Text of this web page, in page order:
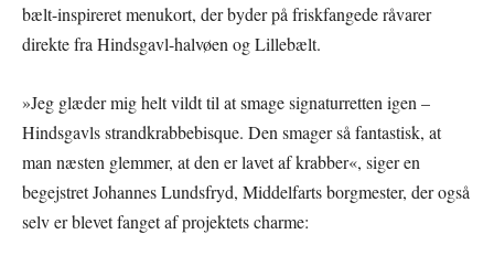
bælt-inspireret menukort, der byder på friskfangede råvarer
direkte fra Hindsgavl-halvøen og Lillebælt.
»Jeg glæder mig helt vildt til at smage signaturretten igen –
Hindsgavls strandkrabbebisque. Den smager så fantastisk, at
man næsten glemmer, at den er lavet af krabber«, siger en
begejstret Johannes Lundsfryd, Middelfarts borgmester, der også
selv er blevet fanget af projektets charme: